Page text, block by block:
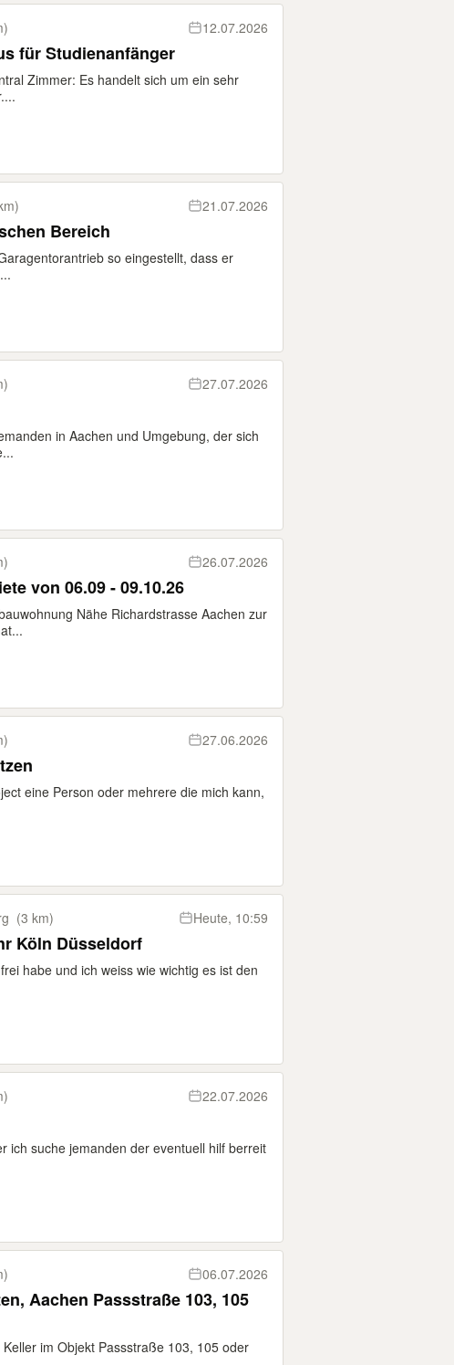
12.07.2026
für Studienanfänger
Zimmer: Es handelt sich um ein sehr
21.07.2026
Bereich
so eingestellt, dass er
27.07.2026
in Aachen und Umgebung, der sich
26.07.2026
von 06.09 - 09.10.26
Nähe Richardstrasse Aachen zur
27.06.2026
eine Person oder mehrere die mich kann,
(3 km) Heute, 10:59
Köln Düsseldorf
habe und ich weiss wie wichtig es ist den
22.07.2026
ich suche jemanden der eventuell hilf berreit
06.07.2026
Aachen Passstraße 103, 105
im Objekt Passstraße 103, 105 oder